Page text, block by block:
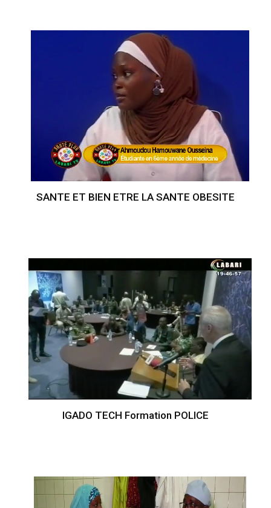
SANTE ET BIEN ETRE LA SANTE OBESITE
IGADO TECH Formation POLICE